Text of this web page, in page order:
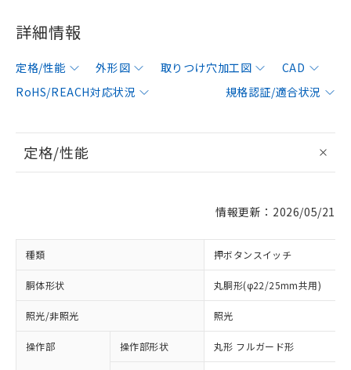
詳細情報
定格/性能 外形図 取りつけ穴加工図
CAD
RoHS/REACH対応状況
規格認証/適合状況
定格/性能
情報更新：2026/05/21
種類 押ボタンスイッチ
胴体形状 丸胴形(φ22/25mm共用)
照光/非照光 照光
操作部 操作部形状 丸形 フルガード形